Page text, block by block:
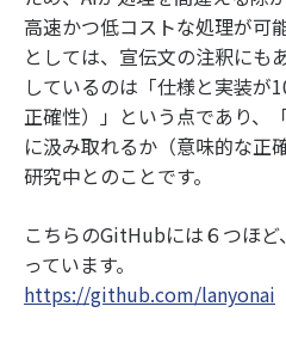
高速かつ低コストな処理が可
としては、宣伝文の注釈にも
しているのは「仕様と実装が
正確性）」という点であり、
に汲み取れるか（意味的な正
研究中とのことです。
こちらのGitHubには６つほ
っています。
https://github.com/lanyonai